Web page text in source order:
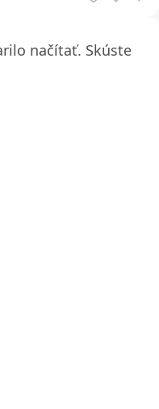
načítať. Skúste